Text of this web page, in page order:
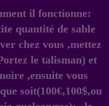
il fonctionne:
quantité de sable
chez vous ,mettez
le talisman) et
,ensuite vous
soit(100€,100$,ou